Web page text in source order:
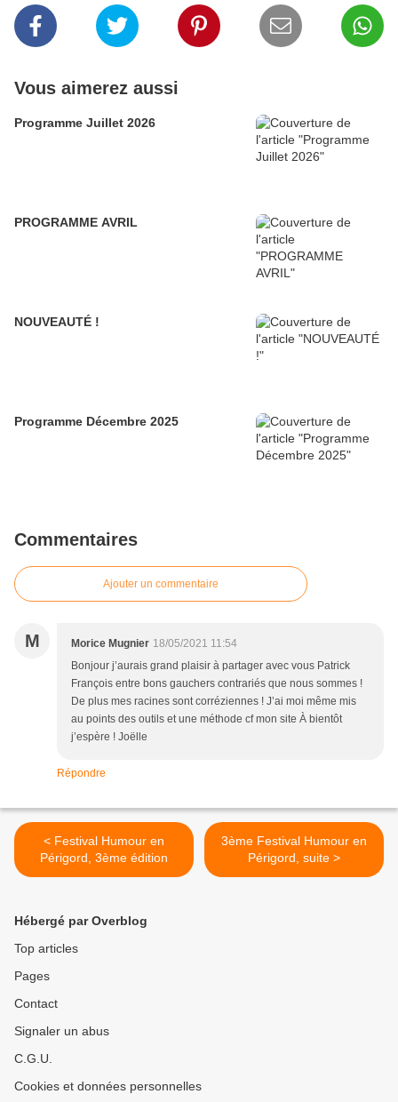
Vous aimerez aussi
Programme Juillet 2026
PROGRAMME AVRIL
NOUVEAUTÉ !
Programme Décembre 2025
Commentaires
Ajouter un commentaire
M Morice Mugnier 18/05/2021 11:54
Bonjour j’aurais grand plaisir à partager avec vous Patrick
François entre bons gauchers contrariés que nous sommes !
De plus mes racines sont corréziennes ! J’ai moi même mis
au points des outils et une méthode cf mon site À bientôt
j’espère ! Joëlle
Répondre
< Festival Humour en
Périgord, 3ème édition
3ème Festival Humour en
Périgord, suite >
Hébergé par Overblog
Top articles
Pages
Contact
Signaler un abus
C.G.U.
Cookies et données personnelles